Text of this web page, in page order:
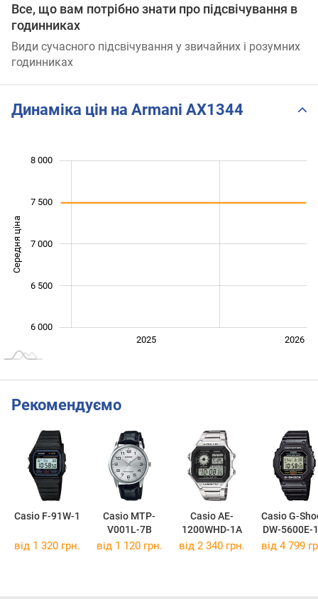
Все, що вам потрібно знати про підсвічування в
годинниках
Види сучасного підсвічування у звичайних і розумних
годинниках
Динаміка цін на Armani AX1344
Середня ціна 7 000
7 000
8 000
7 500
6 500
6 000
2025 2026
Рекомендуємо
Casio F-91W-1
Casio MTP-
V001L-7B
Casio AE-
1200WHD-1A
Casio G-
DW-5600E-
від 1 320 грн. від 1 120 грн. від 2 340 грн. від 4 799